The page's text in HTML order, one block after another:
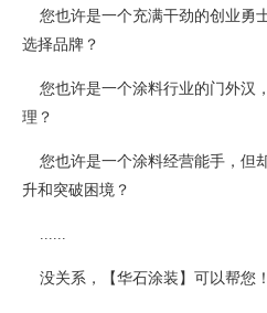
您也许是一个充满干劲的创业勇
选择品牌？
您也许是一个涂料行业的门外汉
理？
您也许是一个涂料经营能手，但
升和突破困境？
......
没关系，【华石涂装】可以帮您！